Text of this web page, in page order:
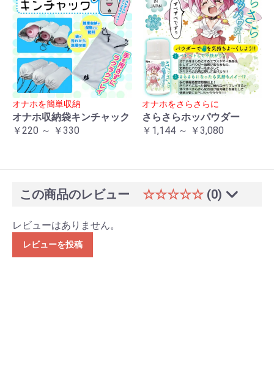
オナホを簡単収納
オナホ収納袋キンチャック
￥220 ～ ￥330
オナホをさらさらに
さらさらホッパウダー
￥1,144 ～ ￥3,080
この商品のレビュー ☆☆☆☆☆ (0)
レビューはありません。
レビューを投稿